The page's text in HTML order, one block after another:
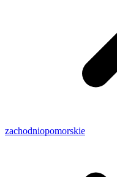
zachodniopomorskie